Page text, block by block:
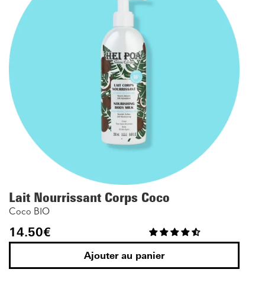
Lait Nourrissant Corps Coco
Coco BIO
14.50€
Ajouter au panier